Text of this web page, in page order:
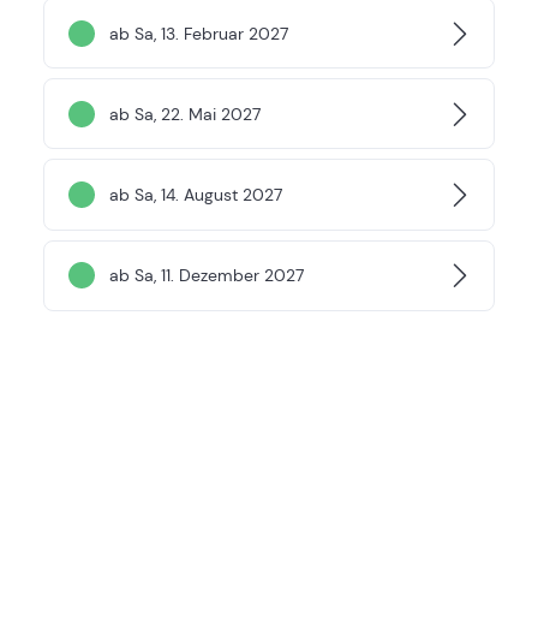
ab Sa, 13. Februar 2027
ab Sa, 22. Mai 2027
ab Sa, 14. August 2027
ab Sa, 11. Dezember 2027